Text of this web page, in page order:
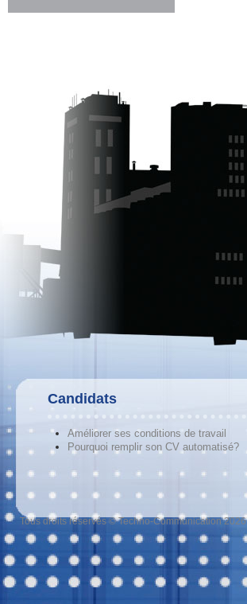
Candidats
Améliorer ses conditions de travail
Pourquoi remplir son CV automatisé?
Tous droits réservés © Techno-Communication 2026